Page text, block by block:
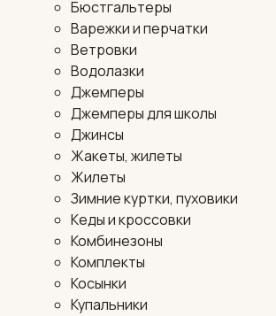
Бюстгальтеры
Варежки и перчатки
Ветровки
Водолазки
Джемперы
Джемперы для школы
Джинсы
Жакеты, жилеты
Жилеты
Зимние куртки, пуховики
Кеды и кроссовки
Комбинезоны
Комплекты
Косынки
Купальники